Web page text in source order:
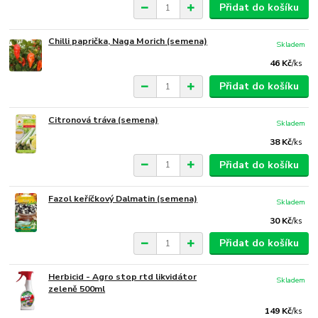
Přidat do košíku
Chilli paprička, Naga Morich (semena)
46 Kč/ks
Skladem
Přidat do košíku
Citronová tráva (semena)
38 Kč/ks
Skladem
Přidat do košíku
Fazol keříčkový Dalmatin (semena)
30 Kč/ks
Skladem
Přidat do košíku
Herbicid - Agro stop rtd likvidátor
zeleně 500ml
149 Kč/ks
Skladem